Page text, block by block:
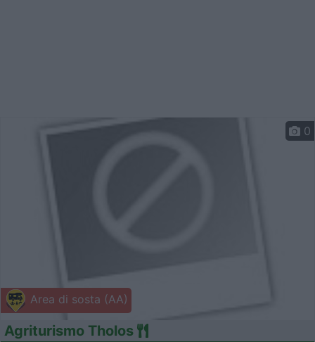
Area di sosta (AA)
0
Agriturismo Tholos